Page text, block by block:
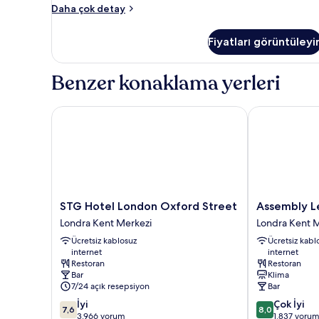
Daha çok detay
Superior
fazla
Fiyatları
Benzer konaklama yerleri
STG
Hotel
London
Oxford
Street
Londra
Kent
Merkezi
STG Hotel London Oxford Street
Londra Kent Merkezi
Ücretsiz kablosuz
internet
Restoran
Bar
7/24 açık resepsiyon
10
üzerinden
7,6 İyi
3.966 yorum
STG Hotel London Oxford Street
Assembly
Leicester
Square
Londra
Kent
Merkezi
Assembly
Londra Kent
Ücretsiz
internet
Restoran
Klima
Bar
10
üzerinden
8,0 Çok İyi
1.837 yorum
Assembly